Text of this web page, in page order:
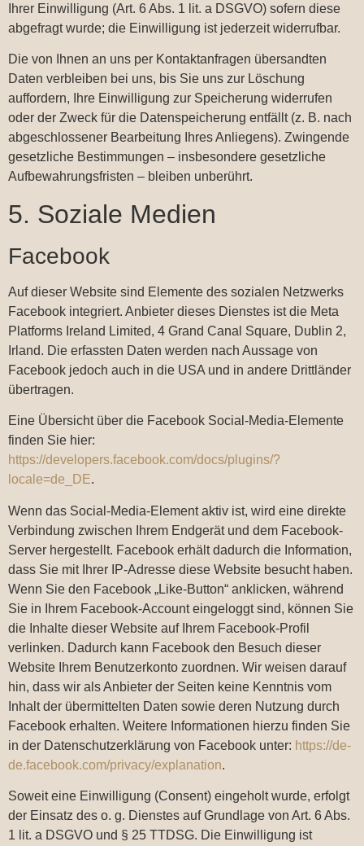
Ihrer Einwilligung (Art. 6 Abs. 1 lit. a DSGVO) sofern diese
abgefragt wurde; die Einwilligung ist jederzeit widerrufbar.
Die von Ihnen an uns per Kontaktanfragen übersandten
Daten verbleiben bei uns, bis Sie uns zur Löschung
auffordern, Ihre Einwilligung zur Speicherung widerrufen
oder der Zweck für die Datenspeicherung entfällt (z. B. nach
abgeschlossener Bearbeitung Ihres Anliegens). Zwingende
gesetzliche Bestimmungen – insbesondere gesetzliche
Aufbewahrungsfristen – bleiben unberührt.
5. Soziale Medien
Facebook
Auf dieser Website sind Elemente des sozialen Netzwerks
Facebook integriert. Anbieter dieses Dienstes ist die Meta
Platforms Ireland Limited, 4 Grand Canal Square, Dublin 2,
Irland. Die erfassten Daten werden nach Aussage von
Facebook jedoch auch in die USA und in andere Drittländer
übertragen.
Eine Übersicht über die Facebook Social-Media-Elemente
finden Sie hier:
https://developers.facebook.com/docs/plugins/?
locale=de_DE.
Wenn das Social-Media-Element aktiv ist, wird eine direkte
Verbindung zwischen Ihrem Endgerät und dem Facebook-
Server hergestellt. Facebook erhält dadurch die Information,
dass Sie mit Ihrer IP-Adresse diese Website besucht haben.
Wenn Sie den Facebook „Like-Button“ anklicken, während
Sie in Ihrem Facebook-Account eingeloggt sind, können Sie
die Inhalte dieser Website auf Ihrem Facebook-Profil
verlinken. Dadurch kann Facebook den Besuch dieser
Website Ihrem Benutzerkonto zuordnen. Wir weisen darauf
hin, dass wir als Anbieter der Seiten keine Kenntnis vom
Inhalt der übermittelten Daten sowie deren Nutzung durch
Facebook erhalten. Weitere Informationen hierzu finden Sie
in der Datenschutzerklärung von Facebook unter: https://de-
de.facebook.com/privacy/explanation.
Soweit eine Einwilligung (Consent) eingeholt wurde, erfolgt
der Einsatz des o. g. Dienstes auf Grundlage von Art. 6 Abs.
1 lit. a DSGVO und § 25 TTDSG. Die Einwilligung ist